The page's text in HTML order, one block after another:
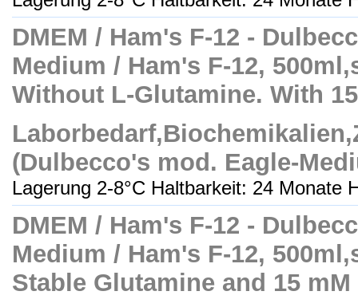
DMEM / Ham's F-12 -
Medium / Ham's F-12,
Without L-Glutamine. With
(Dulbecco's mod. Eagle-
Lagerung 2-8°C Haltbarkeit: 24 Monate
DMEM / Ham's F-12 -
Medium / Ham's F-12,
Stable Glutamine and 15 mM